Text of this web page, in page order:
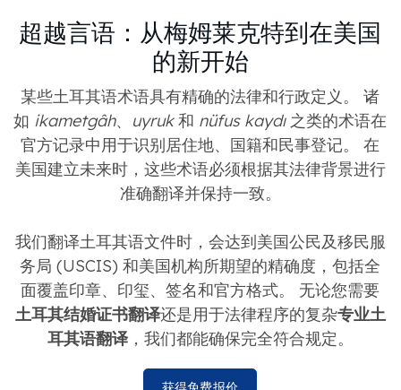
超越言语：从梅姆莱克特到在美国
的新开始
某些土耳其语术语具有精确的法律和行政定义。 诸
如 ikametgâh、 uyruk和 nüfus kaydı之类的术语在
官方记录中用于识别居住地、国籍和民事登记。 在
美国建立未来时，这些术语必须根据其法律背景进行
准确翻译并保持一致。
我们翻译土耳其语文件时，会达到美国公民及移民服
务局 (USCIS) 和美国机构所期望的精确度，包括全
面覆盖印章、印玺、签名和官方格式。 无论您需要
土耳其结婚证书翻译还是用于法律程序的复杂专业土
耳其语翻译，我们都能确保完全符合规定。